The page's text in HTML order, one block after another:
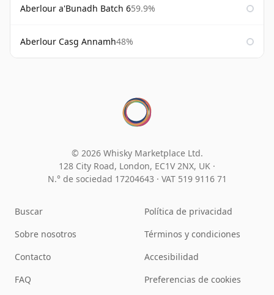
Aberlour a'Bunadh Batch 659.9%
Aberlour Casg Annamh48%
© 2026 Whisky Marketplace Ltd.
128 City Road, London, EC1V 2NX, UK ·
N.° de sociedad 17204643 · VAT 519 9116 71
Buscar
Sobre nosotros
Contacto
FAQ
Política de privacidad
Términos y condiciones
Accesibilidad
Preferencias de cookies